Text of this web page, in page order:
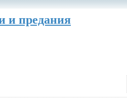
и предания